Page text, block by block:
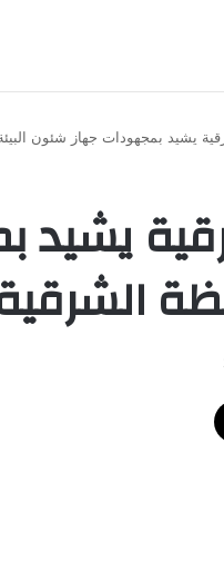
يشيد بمجهودات جهاز شئون البيئة
يشيد
الشرقية